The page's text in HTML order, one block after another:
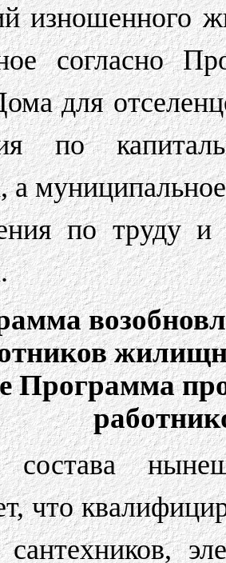
изношенного
согласно
для
по
а
по труду и
Программа
состава
что
сантехников,